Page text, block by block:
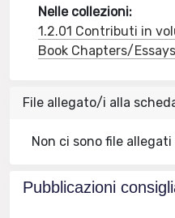
Nelle collezioni:
1.2.01 Contributi in
Book Chapters/Essays
File allegato/i alla
Non ci sono file
Pubblicazioni